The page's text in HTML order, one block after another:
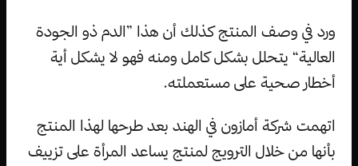
ورد في وصف المنتج كذلك أن هذا ”الدم ذو الجودة
العالية“ يتحلل بشكل كامل ومنه فهو لا يشكل أية
أخطار صحية على مستعملته.
اتهمت شركة أمازون في الهند بعد طرحها لهذا المنتج
بأنها من خلال الترويج لمنتج يساعد المرأة على تزييف